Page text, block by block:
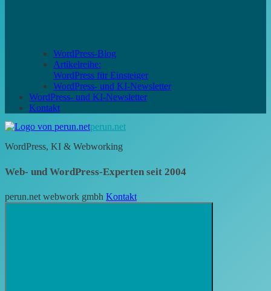
WordPress-Blog
Artikelreihe:
WordPress für Einsteiger
WordPress- und KI-Newsletter
WordPress- und KI-Newsletter
Kontakt
perun.net
WordPress, KI & Webworking
Web- und WordPress-Experten seit 2004
perun.net webwork gmbh Kontakt